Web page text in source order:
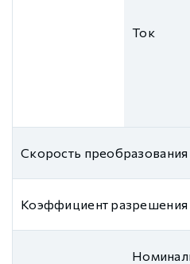
Ток
Скорость преобразования
Коэффициент разрешения